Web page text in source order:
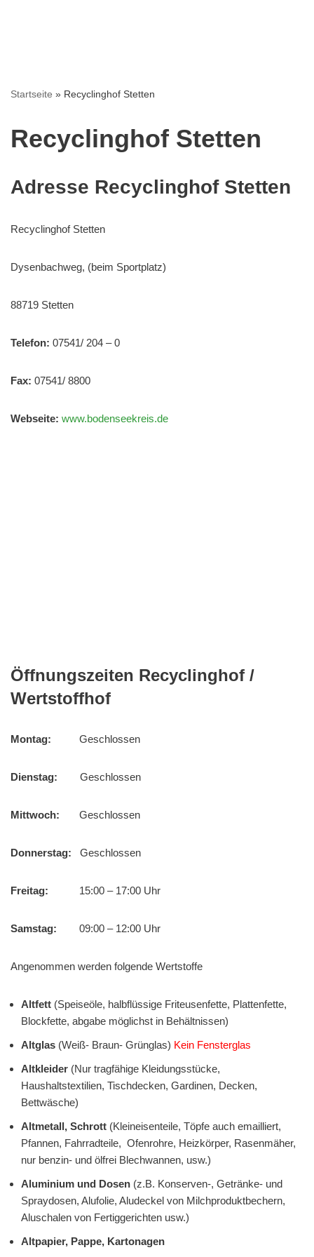
Startseite » Recyclinghof Stetten
Recyclinghof Stetten
Adresse Recyclinghof Stetten
Recyclinghof Stetten
Dysenbachweg, (beim Sportplatz)
88719 Stetten
Telefon: 07541/ 204 – 0
Fax: 07541/ 8800
Webseite: www.bodenseekreis.de
Öffnungszeiten Recyclinghof /
Wertstoffhof
Montag: Geschlossen
Dienstag: Geschlossen
Mittwoch: Geschlossen
Donnerstag: Geschlossen
Freitag: 15:00 – 17:00 Uhr
Samstag: 09:00 – 12:00 Uhr
Angenommen werden folgende Wertstoffe
Altfett (Speiseöle, halbflüssige Friteusenfette, Plattenfette,
Blockfette, abgabe möglichst in Behältnissen)
Altglas (Weiß- Braun- Grünglas) Kein Fensterglas
Altkleider (Nur tragfähige Kleidungsstücke,
Haushaltstextilien, Tischdecken, Gardinen, Decken,
Bettwäsche)
Altmetall, Schrott (Kleineisenteile, Töpfe auch emailliert,
Pfannen, Fahrradteile, Ofenrohre, Heizkörper, Rasenmäher,
nur benzin- und ölfrei Blechwannen, usw.)
Aluminium und Dosen (z.B. Konserven-, Getränke- und
Spraydosen, Alufolie, Aludeckel von Milchproduktbechern,
Aluschalen von Fertiggerichten usw.)
Altpapier, Pappe, Kartonagen